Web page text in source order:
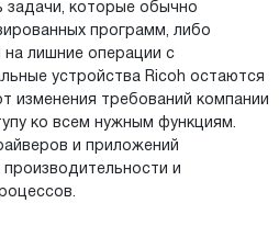
задачи, которые обычно
программ, либо
лишние операции с
устройства Ricoh остаются
изменения требований компании
ко всем нужным функциям.
и приложений
и